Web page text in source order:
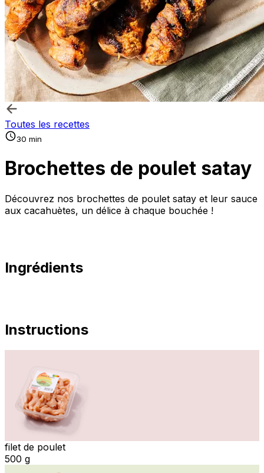
Toutes les recettes
30 min
Brochettes de poulet satay
Découvrez nos brochettes de poulet satay et leur sauce
aux cacahuètes, un délice à chaque bouchée !
Ingrédients
Instructions
filet de poulet
500 g